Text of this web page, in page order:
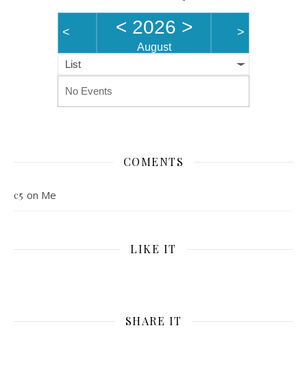
< < 2026 >
August
>
List
No Events
COMENTS
c5 on Me
LIKE IT
SHARE IT